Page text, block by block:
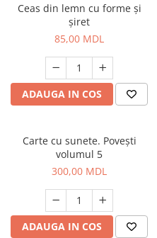
Ceas din lemn cu forme și
șiret
85,00 MDL
ADAUGA IN COS
Carte cu sunete. Povești
volumul 5
300,00 MDL
ADAUGA IN COS